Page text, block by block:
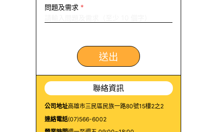
問題及需求 *
送出
聯絡資訊
公司地址高雄市三民區民族一路80號15樓2之2
連絡電話(07)566-6002